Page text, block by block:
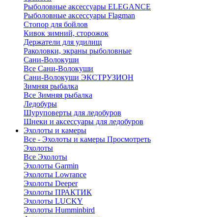
Рыболовные аксессуары ELEGANCE
Рыболовные аксессуары Flagman
Стопор для бойлов
Кивок зимний, сторожок
Держатели для удилищ
Раколовки, экраны рыболовные
Сани-Волокуши
Все Сани-Волокуши
Сани-Волокуши ЭКСТРУЗИОН
Зимняя рыбалка
Все Зимняя рыбалка
Ледобуры
Шуруповерты для ледобуров
Шнеки и аксессуары для ледобуров
Эхолоты и камеры
Все - Эхолоты и камеры Просмотреть
Эхолоты
Все Эхолоты
Эхолоты Garmin
Эхолоты Lowrance
Эхолоты Deeper
Эхолоты ПРАКТИК
Эхолоты LUCKY
Эхолоты Humminbird